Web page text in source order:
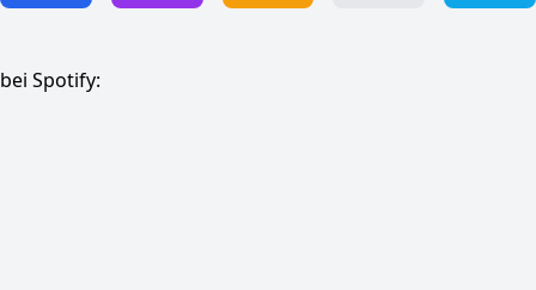
bei Spotify: